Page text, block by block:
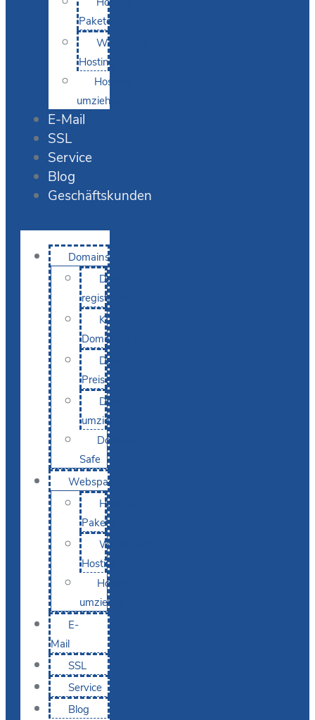
Pakete
WordPress
Hosting
Hosting
umziehen
E-Mail
SSL
Service
Blog
Geschäftskunden
Domains
Domain
registrieren
KI-
Domainsuche
Domain-
Preise
Domain
umziehen
Domain-
Safe
Webspace
Hosting-
Pakete
WordPress
Hosting
Hosting
umziehen
E-
Mail
SSL
Service
Blog